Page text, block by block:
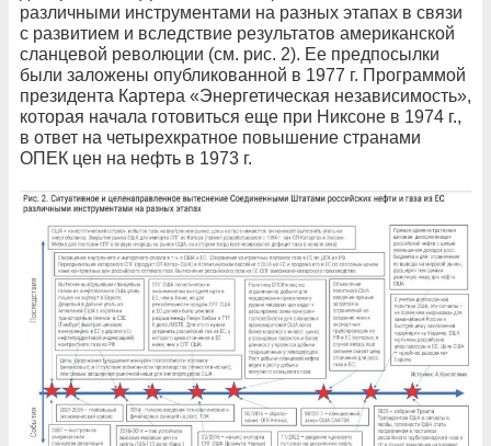
различными инструментами на разных этапах в связи
с развитием и вследствие результатов американской
сланцевой революции (см. рис. 2). Ее предпосылки
были заложены опубликованной в 1977 г. Программой
президента Картера «Энергетическая независимость»,
которая начала готовиться еще при Никсоне в 1974 г.,
в ответ на четырехкратное повышение странами
ОПЕК цен на нефть в 1973 г.